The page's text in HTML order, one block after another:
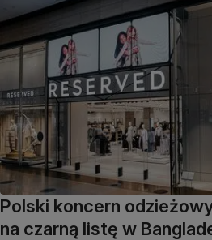
Polski koncern
na czarną listę w